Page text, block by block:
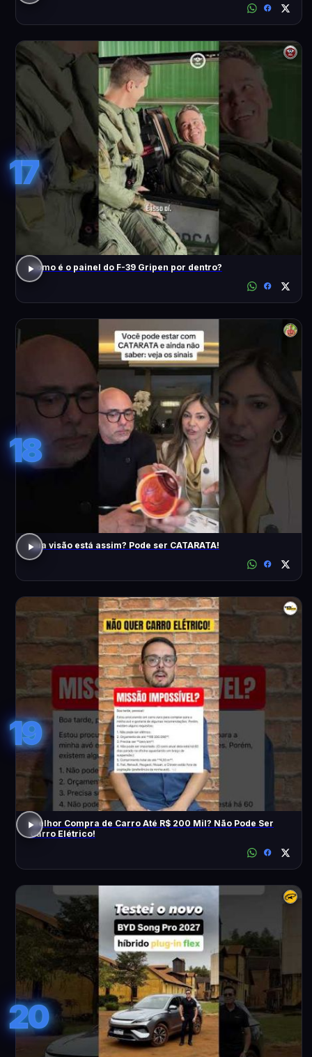
17
Como é o painel do F-39 Gripen por dentro?
18
Sua visão está assim? Pode ser CATARATA!
19
Melhor Compra de Carro Até R$ 200 Mil? Não Pode Ser
Carro Elétrico!
20